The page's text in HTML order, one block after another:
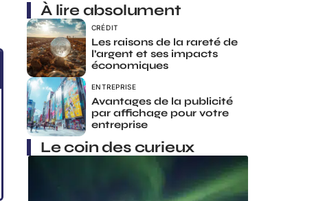
À lire absolument
CRÉDIT
Les raisons de la rareté de
l’argent et ses impacts
économiques
ENTREPRISE
Avantages de la publicité
par affichage pour votre
entreprise
Le coin des curieux